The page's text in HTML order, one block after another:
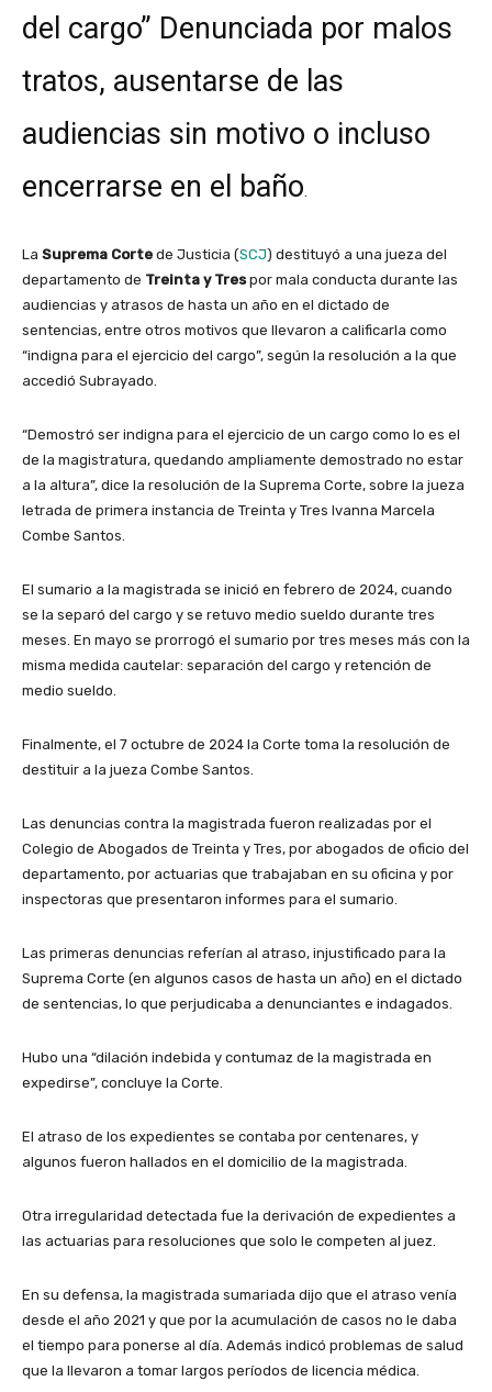
del cargo” Denunciada por malos
tratos, ausentarse de las
audiencias sin motivo o incluso
encerrarse en el baño
La Suprema Corte de Justicia (SCJ) destituyó a una jueza del
departamento de Treinta y Trespor mala conducta durante las
audiencias y atrasos de hasta un año en el dictado de
sentencias, entre otros motivos que llevaron a calificarla como
“indigna para el ejercicio del cargo”, según la resolución a la que
accedió Subrayado.
“Demostró ser indigna para el ejercicio de un cargo como lo es el
de la magistratura, quedando ampliamente demostrado no estar
a la altura”, dice la resolución de la Suprema Corte, sobre la jueza
letrada de primera instancia de Treinta y Tres Ivanna Marcela
Combe Santos.
El sumario a la magistrada se inició en febrero de 2024, cuando
se la separó del cargo y se retuvo medio sueldo durante tres
meses. En mayo se prorrogó el sumario por tres meses más con la
misma medida cautelar: separación del cargo y retención de
medio sueldo.
Finalmente, el 7 octubre de 2024 la Corte toma la resolución de
destituir a la jueza Combe Santos.
Las denuncias contra la magistrada fueron realizadas por el
Colegio de Abogados de Treinta y Tres, por abogados de oficio del
departamento, por actuarias que trabajaban en su oficina y por
inspectoras que presentaron informes para el sumario.
Las primeras denuncias referían al atraso, injustificado para la
Suprema Corte (en algunos casos de hasta un año) en el dictado
de sentencias, lo que perjudicaba a denunciantes e indagados.
Hubo una “dilación indebida y contumaz de la magistrada en
expedirse”, concluye la Corte.
El atraso de los expedientes se contaba por centenares, y
algunos fueron hallados en el domicilio de la magistrada.
Otra irregularidad detectada fue la derivación de expedientes a
las actuarias para resoluciones que solo le competen al juez.
En su defensa, la magistrada sumariada dijo que el atraso venía
desde el año 2021 y que por la acumulación de casos no le daba
el tiempo para ponerse al día. Además indicó problemas de salud
que la llevaron a tomar largos períodos de licencia médica.